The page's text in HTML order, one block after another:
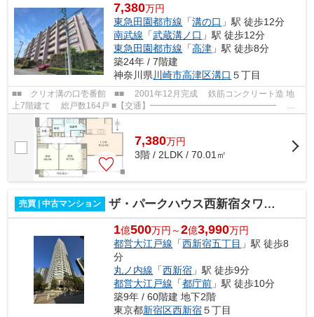
7,380万円
東急田園都市線 「溝の口 」駅 徒歩12分
南武線 「武蔵溝ノ口 」駅 徒歩12分
東急田園都市線 「高津 」駅 徒歩8分
築24年 / 7階建
神奈川県川崎市高津区溝口 ５丁目
■■ クリオ溝の口壱番館 ■■ 2001年12月完成 鉄筋コンクリート造 地
上7階建て 総戸数164戸 ■【交通】━━━━━━━━━━━━━━━ 東
急田園都市線【溝の口】駅より徒歩12分 東急田園...
7,380万円
3階 / 2LDK / 70.01㎡
売買 | 中古マンション ザ・パークハウス西新宿タワー60
1億500万円～2億3,990万円
都営大江戸線 「西新宿五丁目 」駅 徒歩8
分
丸ノ内線 「西新宿 」駅 徒歩9分
都営大江戸線 「都庁前 」駅 徒歩10分
築9年 / 60階建 地下2階
東京都新宿区西新宿５丁目